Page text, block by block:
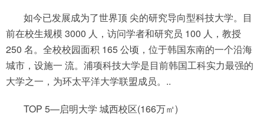
如今已发展成为了世界顶 尖的研究导向型科技大学。目
前在校生规模 3000 人，访问学者和研究员 100 人，教授
250 名。全校校园面积 165 公顷，位于韩国东南的一个沿海
城市，设施一 流。浦项科技大学是目前韩国工科实力最强的
大学之一，为环太平洋大学联盟成员。..
TOP 5—启明大学 城西校区(166万㎡)